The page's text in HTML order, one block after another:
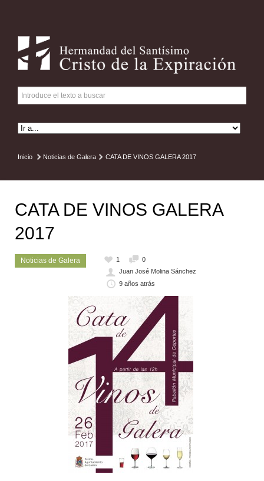
Inicio Noticias de Galera CATA DE VINOS GALERA 2017
CATA DE VINOS GALERA
2017
Noticias de Galera 1
0
Juan José Molina Sánchez
9 años atrás